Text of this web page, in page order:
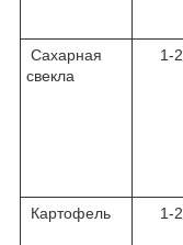
Сахарная
свекла
1-2
Картофель 1-2